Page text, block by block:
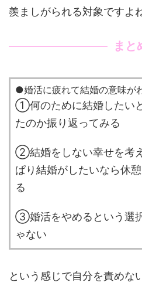
羨ましがられる対象ですよね
まと
●婚活に疲れて結婚の意味が
①何のために結婚したい
たのか振り返ってみる
②結婚をしない幸せを考
ぱり結婚がしたいなら休
る
③婚活をやめるという選
ゃない
という感じで自分を責めな